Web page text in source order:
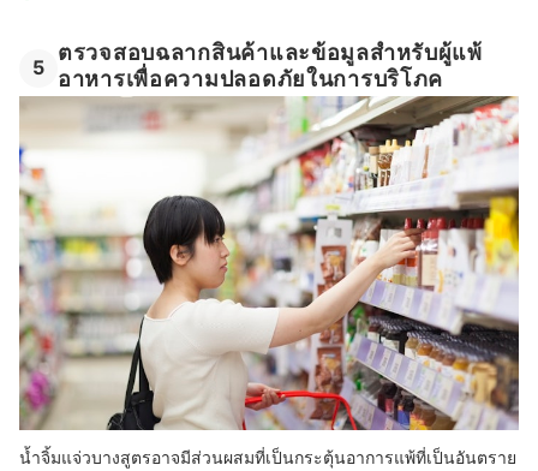
5
ตรวจสอบฉลากสินค้าและข้อมูลสำหรับผู้แพ้
อาหารเพื่อความปลอดภัยในการบริโภค
น้ำจิ้มแจ่วบางสูตรอาจมีส่วนผสมที่เป็นกระตุ้นอาการแพ้ที่เป็นอันตราย